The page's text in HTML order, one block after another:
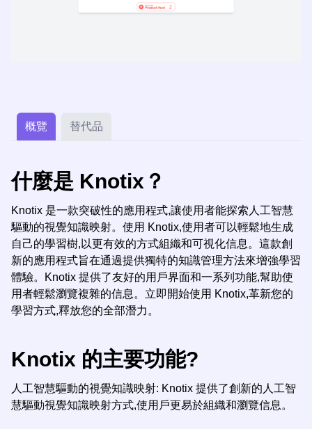
概覽 替代品
什麼是 Knotix？
Knotix 是一款突破性的應用程式,讓使用者能探索人工智慧
驅動的視覺知識映射。使用 Knotix,使用者可以輕鬆地生成
自己的學習樹,以更有效的方式組織和可視化信息。這款創
新的應用程式旨在通過提供獨特的知識管理方法來增強學習
體驗。Knotix 提供了友好的用戶界面和一系列功能,幫助使
用者輕鬆瀏覽複雜的信息。立即開始使用 Knotix,革新您的
學習方式,釋放您的全部潛力。
Knotix 的主要功能?
人工智慧驅動的視覺知識映射: Knotix 提供了創新的人工智
慧驅動視覺知識映射方式,使用戶更易於組織和瀏覽信息。